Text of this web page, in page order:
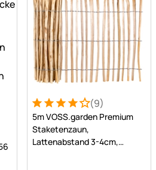
Bewertung: 4 von 5 (9
9 Bewertungen
(9)
5m VOSS.garden Premium
Staketenzaun,
Lattenabstand 3-4cm,